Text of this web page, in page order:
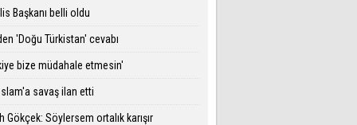
Başkanı belli oldu
'Doğu Türkistan' cevabı
bize müdahale etmesin'
savaş ilan etti
Gökçek: Söylersem ortalık karışır